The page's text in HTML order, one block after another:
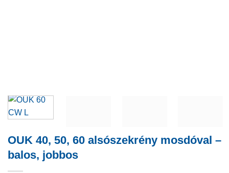
OUK 40, 50, 60 alsószekrény mosdóval –
balos, jobbos